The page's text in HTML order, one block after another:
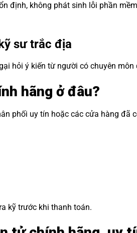
định, không phát sinh lỗi phần
sư trắc địa
hỏi ý kiến từ người có chuyên
hãng ở đâu?
phối uy tín hoặc các cửa hàng đã
kỹ trước khi thanh toán.